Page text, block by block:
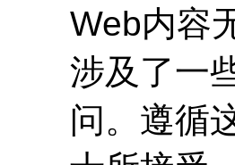
Web内容
涉及了一
问。遵循